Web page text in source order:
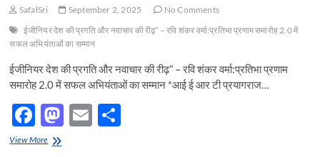
SafalSri September 2, 2025
No Comments
ईजीनियर देश की प्रगति और नवाचार की रीढ़” – रवि शंकर वर्मा:प्रतिभा प्रणाम समारोह 2.0 में
सफल अभियंताओं का सम्मान
ईजीनियर देश की प्रगति और नवाचार की रीढ़” – रवि शंकर वर्मा:प्रतिभा प्रणाम
समारोह 2.0 में सफल अभियंताओं का सम्मान *आई ई आर टी प्रयागराज…
F
ac
M E
View Moreईजीनियर